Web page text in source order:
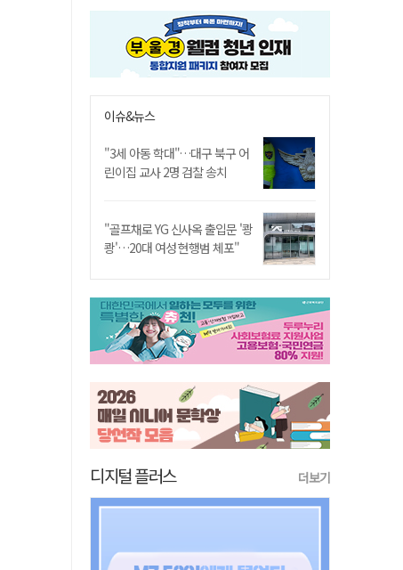
이슈&뉴스
"3세 아동 학대"…대구 북구 어
린이집 교사 2명 검찰 송치
"골프채로 YG 신사옥 출입문 '쾅
쾅'…20대 여성 현행범 체포"
디지털 플러스 더보기